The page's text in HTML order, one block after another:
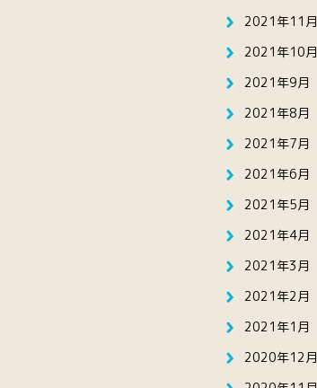
2021年11月
2021年10月
2021年9月
2021年8月
2021年7月
2021年6月
2021年5月
2021年4月
2021年3月
2021年2月
2021年1月
2020年12月